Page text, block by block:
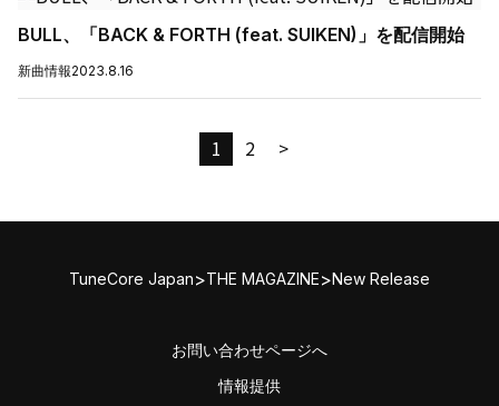
BULL、「BACK & FORTH (feat. SUIKEN)」を配信開始
新曲情報2023.8.16
1 2 >
TuneCore Japan>THE MAGAZINE>New Release
お問い合わせページへ
情報提供